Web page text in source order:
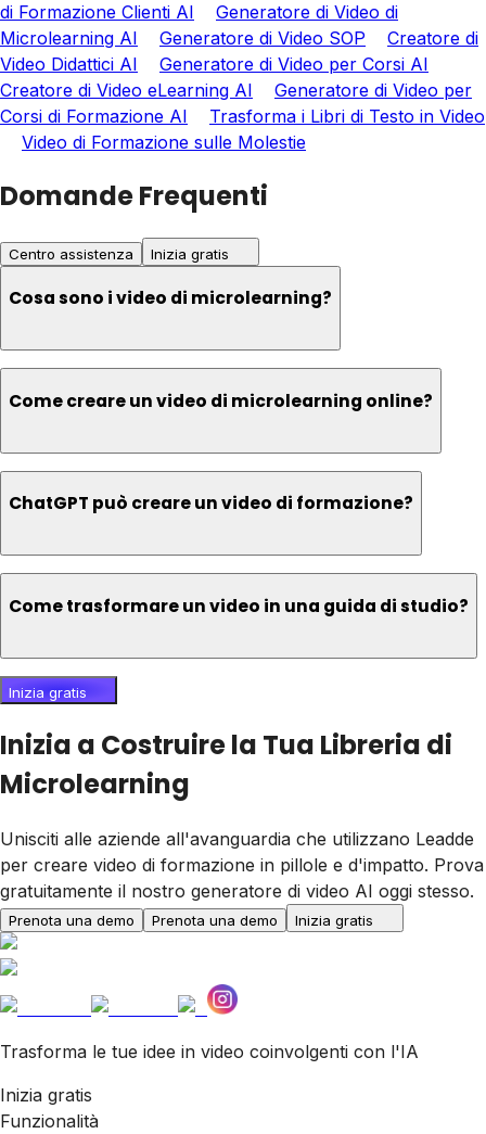
di Formazione Clienti AI
Generatore di Video di
Microlearning AI
Generatore di Video SOP
Creatore di
Video Didattici AI
Generatore di Video per Corsi AI
Creatore di Video eLearning AI
Generatore di Video per
Corsi di Formazione AI
Trasforma i Libri di Testo in Video
Video di Formazione sulle Molestie
Domande Frequenti
Centro assistenza Inizia gratis
Cosa sono i video di microlearning?
Come creare un video di microlearning online?
ChatGPT può creare un video di formazione?
Come trasformare un video in una guida di studio?
Inizia gratis
Inizia a Costruire la Tua Libreria di
Microlearning
Unisciti alle aziende all'avanguardia che utilizzano Leadde
per creare video di formazione in pillole e d'impatto. Prova
gratuitamente il nostro generatore di video AI oggi stesso.
Prenota una demo Prenota una demo Inizia gratis
Trasforma le tue idee in video coinvolgenti con l'IA
Inizia gratis
Funzionalità